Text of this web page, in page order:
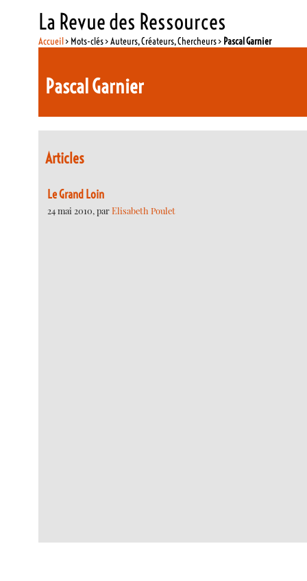
La Revue des Ressources
Accueil> Mots-clés > Auteurs, Créateurs, Chercheurs > Pascal Garnier
Pascal Garnier
Articles
Le Grand Loin
24 mai 2010, parElisabeth Poulet